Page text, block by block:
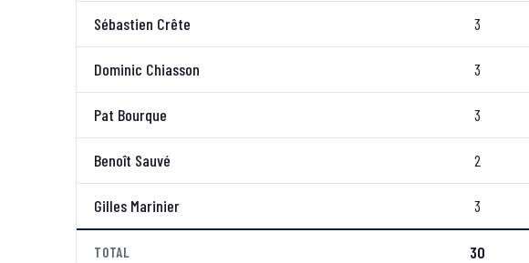
Sébastien Crête 3
Dominic Chiasson 3
Pat Bourque 3
Benoît Sauvé 2
Gilles Marinier 3
TOTAL 30